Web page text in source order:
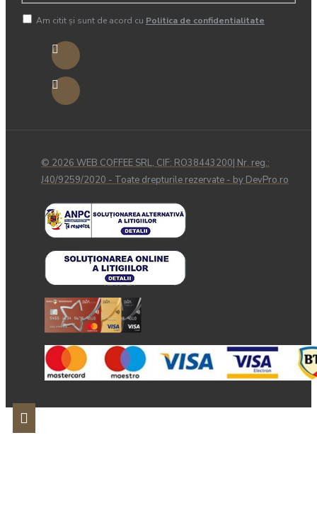
Am citit şi sunt de acord cu Politica de confidentialitate
© 2026 WEB COFFEE SRL, CIF: RO38443200| Nr. reg.:
J40/9259/2020 - Toate drepturile rezervate - by DevPro.ro